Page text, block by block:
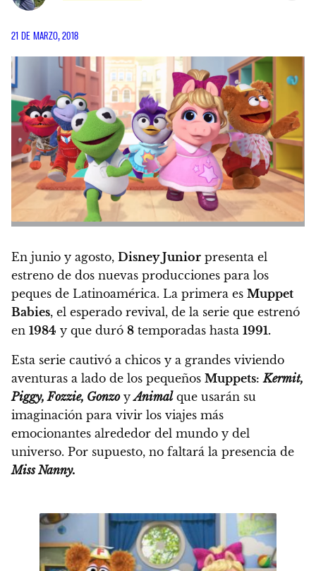
21 DE MARZO, 2018
En junio y agosto, Disney Junior presenta el
estreno de dos nuevas producciones para los
peques de Latinoamérica. La primera es Muppet
Babies, el esperado revival, de la serie que estrenó
en 1984 y que duró 8 temporadas hasta 1991.
Esta serie cautivó a chicos y a grandes viviendo
aventuras a lado de los pequeños Muppets: Kermit,
Piggy, Fozzie, GonzoyAnimalque usarán su
imaginación para vivir los viajes más
emocionantes alrededor del mundo y del
universo. Por supuesto, no faltará la presencia de
Miss Nanny.